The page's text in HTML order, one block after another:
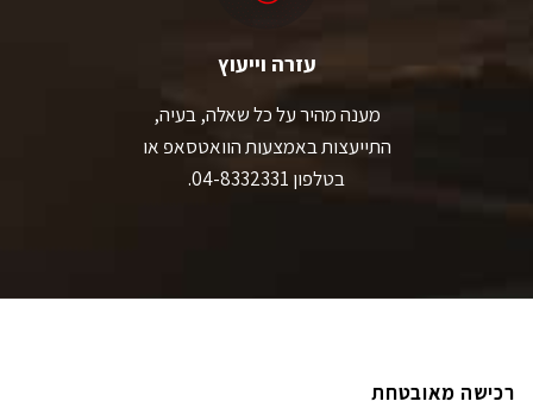
עזרה וייעוץ
מענה מהיר על כל שאלה, בעיה,
התייעצות באמצעות הוואטסאפ או
בטלפון 04-8332331.
רכישה מאובטחת